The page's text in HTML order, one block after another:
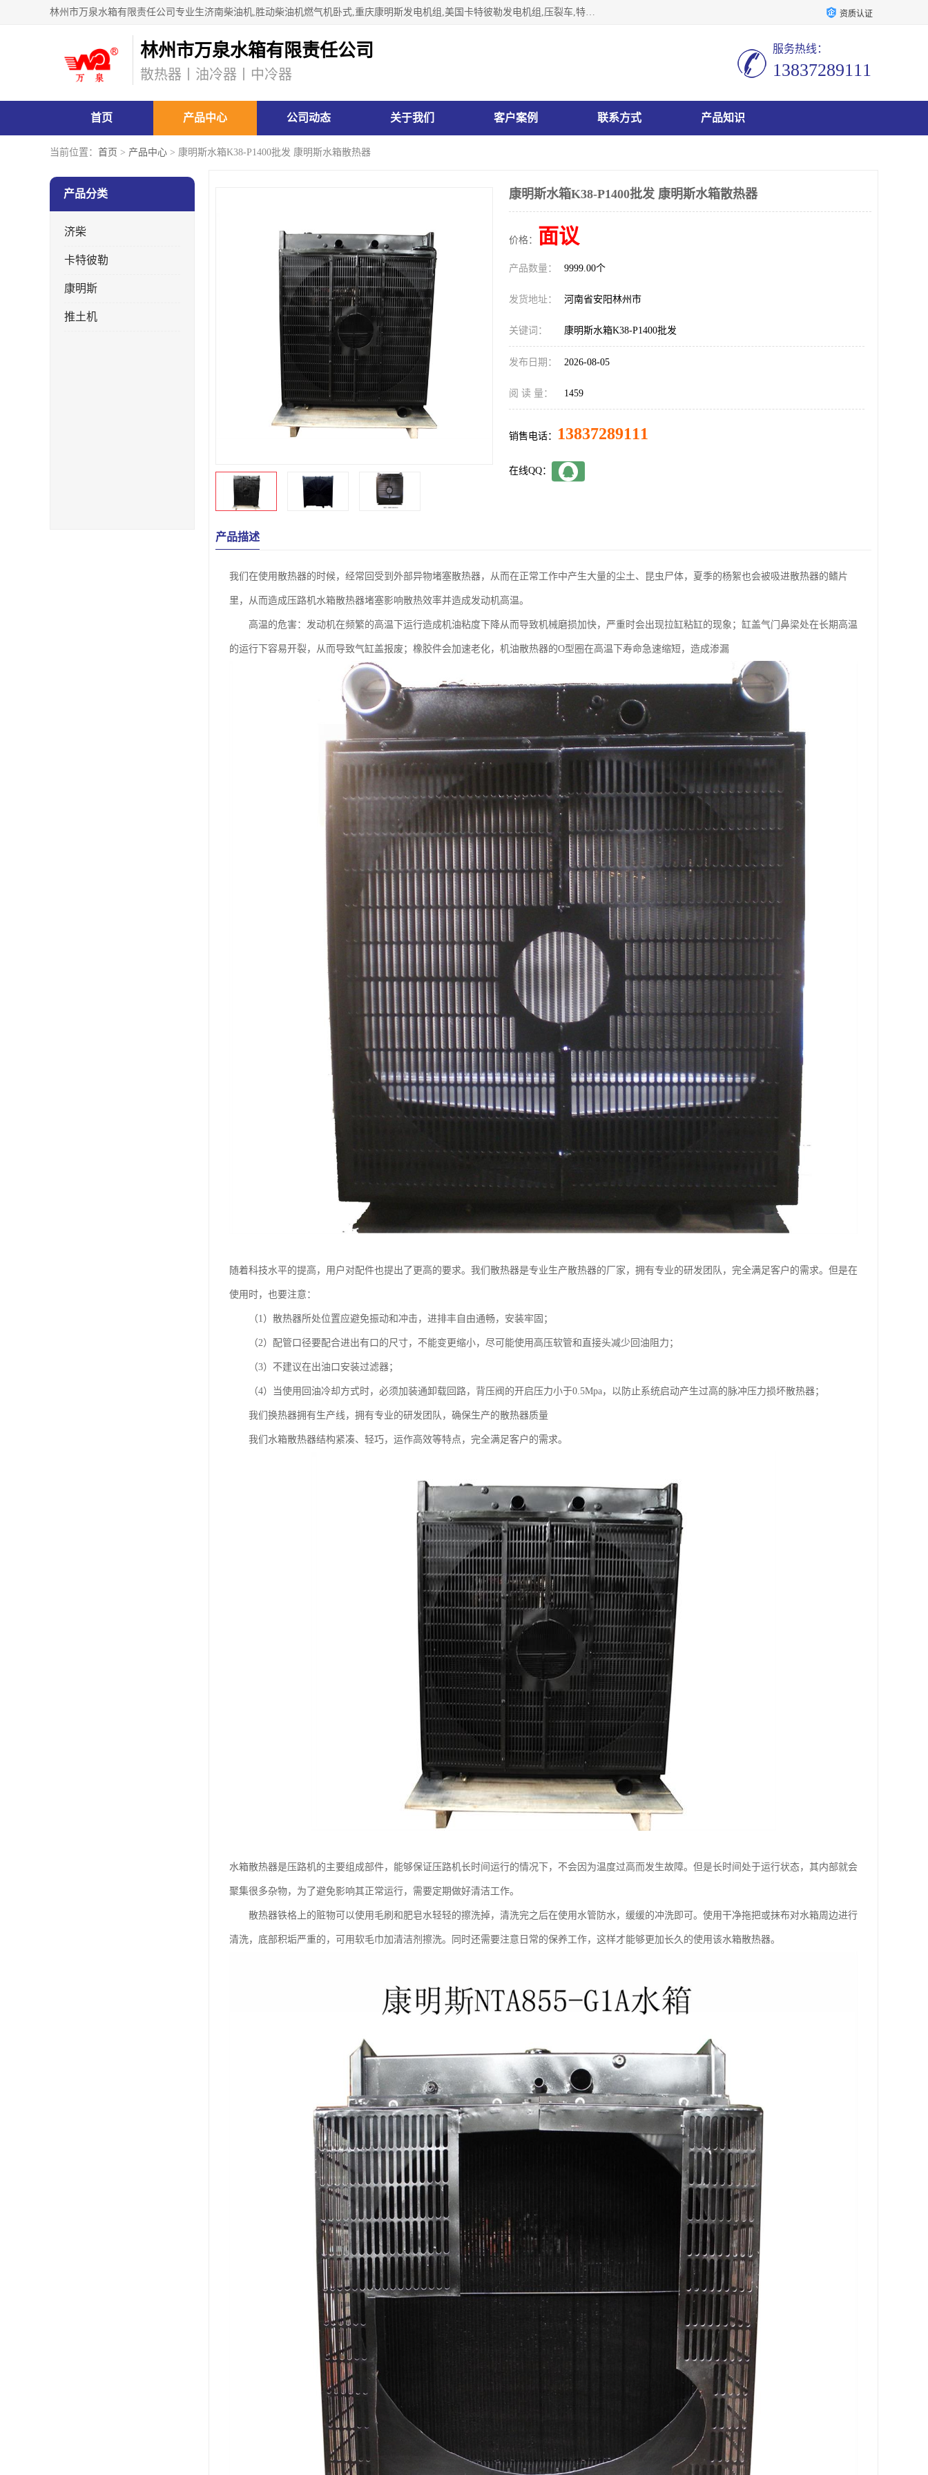
林州市万泉水箱有限责任公司专业生济南柴油机,胜动柴油机燃气机卧式,重庆康明斯发电机组,美国卡特彼勒发电机组,压裂车,特雷克斯矿车,卡特矿车,小松反铲,卡特反铲装载机,日立反铲,阿特拉斯科普柯钻机,山推推土机黄工推土机等系列水箱中冷器油冷器，公司始终发扬自力更生、艰苦奋斗的红旗渠精神、不断开拓、进取，以“先进的生产技术、一流的产品质量、良好的销售信誉”为宗旨。 资质认证
林州市万泉水箱有限责任公司
散热器丨油冷器丨中冷器
服务热线：
13837289111
首页 产品中心 公司动态 关于我们 客户案例 联系方式 产品知识
当前位置： 首页 > 产品中心 > 康明斯水箱K38-P1400批发 康明斯水箱散热器
产品分类
济柴
卡特彼勒
康明斯
推土机
康明斯水箱K38-P1400批发 康明斯水箱散热器
价格： 面议
产品数量： 9999.00个
发货地址： 河南省安阳林州市
关键词： 康明斯水箱K38-P1400批发
发布日期： 2026-08-05
阅 读 量： 1459
销售电话： 13837289111
在线QQ：
产品描述
我们在使用散热器的时候，经常回受到外部异物堵塞散热器，从而在正常工作中产生大量的尘土、昆虫尸体，夏季的杨絮也会被吸进散热器的鳍片
里，从而造成压路机水箱散热器堵塞影响散热效率并造成发动机高温。
高温的危害：发动机在频繁的高温下运行造成机油粘度下降从而导致机械磨损加快，严重时会出现拉缸粘缸的现象；缸盖气门鼻梁处在长期高温
的运行下容易开裂，从而导致气缸盖报废；橡胶件会加速老化，机油散热器的O型圈在高温下寿命急速缩短，造成渗漏
随着科技水平的提高，用户对配件也提出了更高的要求。我们散热器是专业生产散热器的厂家，拥有专业的研发团队，完全满足客户的需求。但是在
使用时，也要注意：
（1）散热器所处位置应避免振动和冲击，进排丰自由通畅，安装牢固；
（2）配管口径要配合进出有口的尺寸，不能变更缩小，尽可能使用高压软管和直接头减少回油阻力；
（3）不建议在出油口安装过滤器；
（4）当使用回油冷却方式时，必须加装通卸载回路，背压阀的开启压力小于0.5Mpa，以防止系统启动产生过高的脉冲压力损坏散热器；
我们换热器拥有生产线，拥有专业的研发团队，确保生产的散热器质量
我们水箱散热器结构紧凑、轻巧，运作高效等特点，完全满足客户的需求。
水箱散热器是压路机的主要组成部件，能够保证压路机长时间运行的情况下，不会因为温度过高而发生故障。但是长时间处于运行状态，其内部就会
聚集很多杂物，为了避免影响其正常运行，需要定期做好清洁工作。
散热器铁格上的赃物可以使用毛刷和肥皂水轻轻的擦洗掉，清洗完之后在使用水管防水，缓缓的冲洗即可。使用干净拖把或抹布对水箱周边进行
清洗，底部积垢严重的，可用软毛巾加清洁剂擦洗。同时还需要注意日常的保养工作，这样才能够更加长久的使用该水箱散热器。